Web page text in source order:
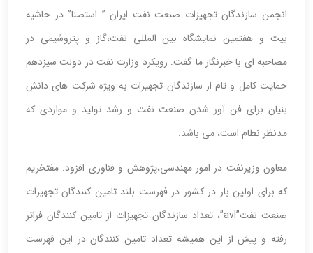
انجمن سازندگان تجهیزات صنعت نفت ایران ” استصنا” در حاشیه
بیت و هفتمین نمایشگاه بین المللی نفت،گاز و پتروشیمی در
مصاحبه ای با خبرنگار ما گفت: رویکرد وزارت نفت در دولت سیزدهم
حمایت کامل و تام از سازندگان تجهیزات به ویژه شرکت های دانش
بنیان برای فن آور شدن صنعت نفت و رشد تولید و مواردی که
مدنظر نظام است، می باشد.
معاون وزیرنفت در امور مهندسی،پژوهش و فناوری افزود: مفتخریم
که برای اولین بار در کشور در فهرست بلند تامین کنندگان تجهیزات
صنعت نفت”avl”، تعداد سازندگان تجهیزات از تامین کنندگان فراتر
رفته و پیش از این همیشه تعداد تامین کنندگان در این فهرست